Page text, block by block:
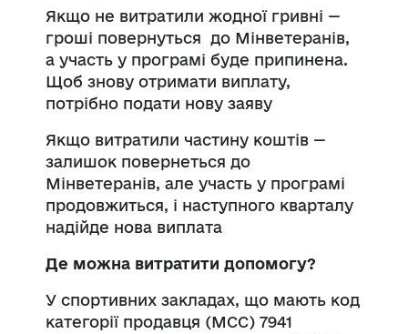
Якщо не витратили жодної гривні —
гроші повернуться до Мінветеранів,
а участь у програмі буде припинена.
Щоб знову отримати виплату,
потрібно подати нову заяву
Якщо витратили частину коштів —
залишок повернеться до
Мінветеранів, але участь у програмі
продовжиться, і наступного кварталу
надійде нова виплата
Де можна витратити допомогу?
У спортивних закладах, що мають код
категорії продавця (МСС) 7941